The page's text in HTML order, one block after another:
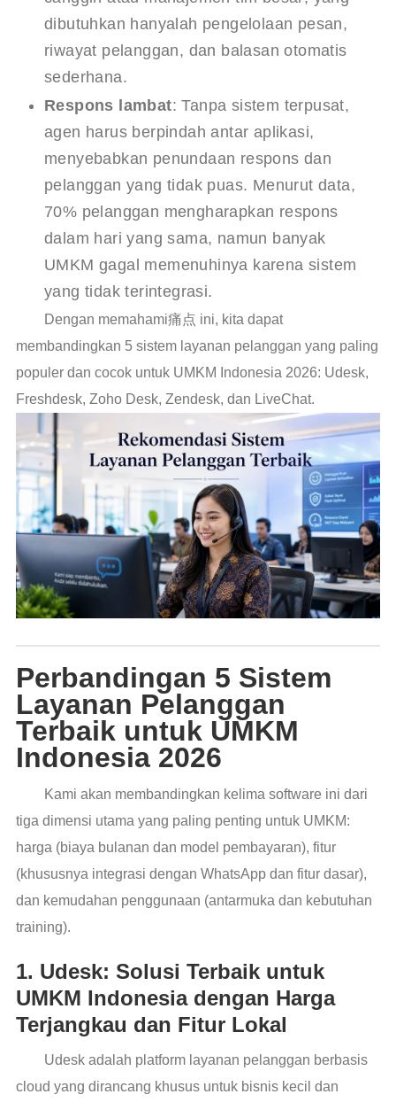
dibutuhkan hanyalah pengelolaan pesan,
riwayat pelanggan, dan balasan otomatis
sederhana.
Respons lambat: Tanpa sistem terpusat,
agen harus berpindah antar aplikasi,
menyebabkan penundaan respons dan
pelanggan yang tidak puas. Menurut data,
70% pelanggan mengharapkan respons
dalam hari yang sama, namun banyak
UMKM gagal memenuhinya karena sistem
yang tidak terintegrasi.
Dengan memahami痛点 ini, kita dapat
membandingkan 5 sistem layanan pelanggan yang paling
populer dan cocok untuk UMKM Indonesia 2026: Udesk,
Freshdesk, Zoho Desk, Zendesk, dan LiveChat.
Perbandingan 5 Sistem
Layanan Pelanggan
Terbaik untuk UMKM
Indonesia 2026
Kami akan membandingkan kelima software ini dari
tiga dimensi utama yang paling penting untuk UMKM:
harga (biaya bulanan dan model pembayaran), fitur
(khususnya integrasi dengan WhatsApp dan fitur dasar),
dan kemudahan penggunaan (antarmuka dan kebutuhan
training).
1. Udesk: Solusi Terbaik untuk
UMKM Indonesia dengan Harga
Terjangkau dan Fitur Lokal
Udesk adalah platform layanan pelanggan berbasis
cloud yang dirancang khusus untuk bisnis kecil dan